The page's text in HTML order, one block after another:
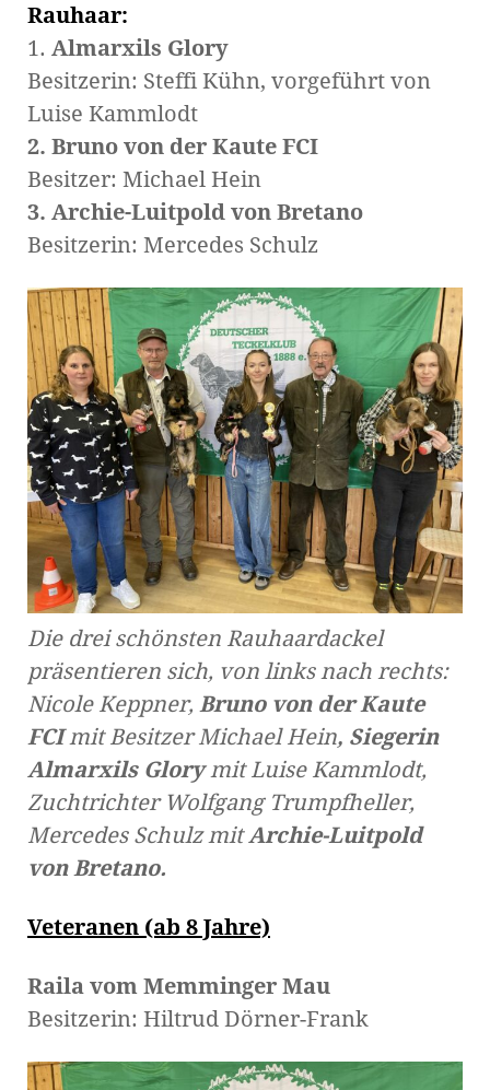
Rauhaar:
1. Almarxils Glory
Besitzerin: Steffi Kühn, vorgeführt von
Luise Kammlodt
2. Bruno von der Kaute FCI
Besitzer: Michael Hein
3. Archie-Luitpold von Bretano
Besitzerin: Mercedes Schulz
Die drei schönsten Rauhaardackel
präsentieren sich, von links nach rechts:
Nicole Keppner, Bruno von der Kaute
FCI mitBesitzer Michael Hein, Siegerin
Almarxils Glorymit Luise Kammlodt,
Zuchtrichter Wolfgang Trumpfheller,
Mercedes Schulz mitArchie-Luitpold
von Bretano.
Veteranen (ab 8 Jahre)
Raila vom Memminger Mau
Besitzerin: Hiltrud Dörner-Frank